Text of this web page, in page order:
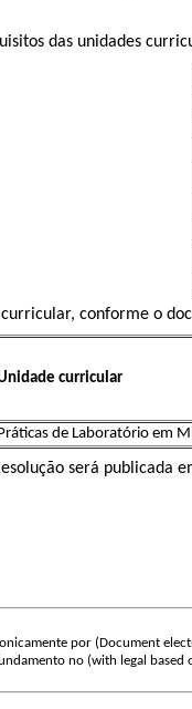
das unidades
curricular, conforme o
curricular
de Laboratório em
será publicada
por (Document
no (with legal based